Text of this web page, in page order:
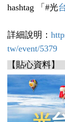
hashtag 「#光
詳細說明：
tw/event/5379
【貼心資料】